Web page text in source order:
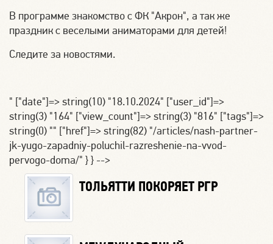
В программе знакомство с ФК "Акрон", а так же
праздник с веселыми аниматорами для детей!
Следите за новостями.
" ["date"]=> string(10) "18.10.2024" ["user_id"]=>
string(3) "164" ["view_count"]=> string(3) "816" ["tags"]=>
string(0) "" ["href"]=> string(82) "/articles/nash-partner-
jk-yugo-zapadniy-poluchil-razreshenie-na-vvod-
pervogo-doma/" } } -->
ТОЛЬЯТТИ ПОКОРЯЕТ РГР